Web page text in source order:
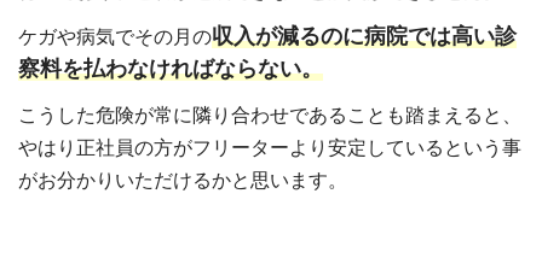
ケガや病気でその月の収入が減るのに病院では高い診
察料を払わなければならない。
こうした危険が常に隣り合わせであることも踏まえると、
やはり正社員の方がフリーターより安定しているという事
がお分かりいただけるかと思います。